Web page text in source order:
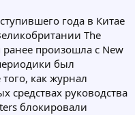
года в Китае
The
произошла с New
был
как журнал
средствах руководства
блокировали